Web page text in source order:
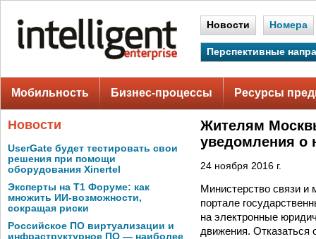
Новости Номера
Перспективные
Мобильность Бизнес-процессы Ресурсы
Новости
UserGate будет тестировать свои
решения при помощи
оборудования Xinertel
Эксперты на Т1 Форуме: как
множить ИИ-возможности,
сокращая риски
Российское ПО виртуализации и
инфраструктурное ПО — наиболее
Жителям
уведомления о
24 ноября 2016 г.
Министерство связи и
портале
на электронные
движения.